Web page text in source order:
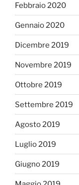
Febbraio 2020
Gennaio 2020
Dicembre 2019
Novembre 2019
Ottobre 2019
Settembre 2019
Agosto 2019
Luglio 2019
Giugno 2019